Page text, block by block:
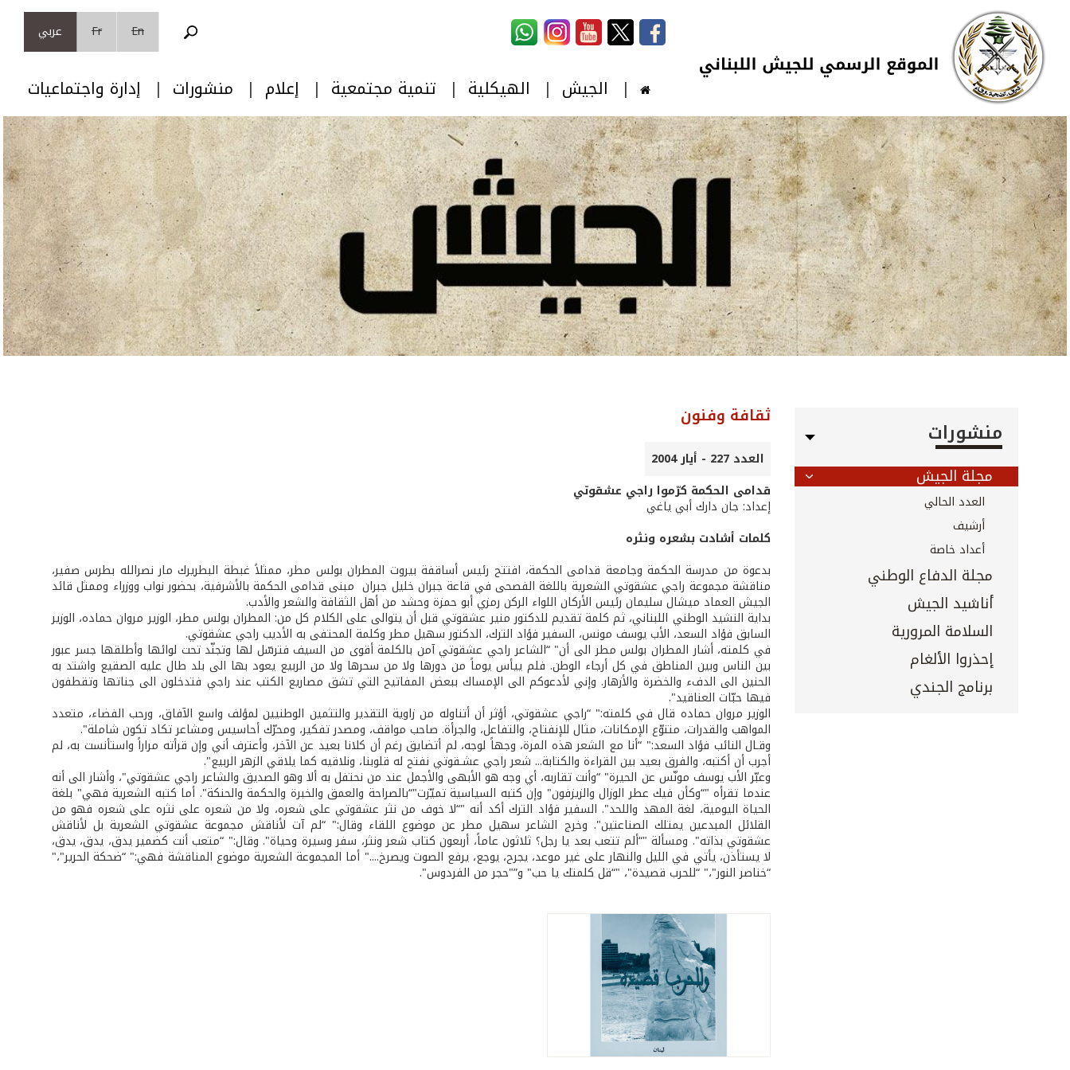
تجاوز إلى المحتوى الرئيسي
Skip to navigation
En
Fr عربي
الجيش الهيكلية تنمية مجتمعية إعلام منشورات إدارة واجتماعيات
منشورات
مجلة الجيش
العدد الحالي
أرشيف
أعداد خاصة
مجلة الدفاع الوطني
أناشيد الجيش
السلامة المرورية
إحذروا الألغام
برنامج الجندي
ثقافة وفنون
العدد 227 - أيار 2004
قدامى الحكمة كرّموا راجي عشقوتي
إعداد: جان دارك أبي ياغي
كلمات أشادت بشعره ونثره
بدعوة من مدرسة الحكمة وجامعة قدامى الحكمة، افتتح رئيس أساقفة بيروت المطران بولس مطر، ممثلاً غبطة البطريرك مار نصرالله بطرس صفير،
مناقشة مجموعة راجي عشقوتي الشعرية باللغة الفصحى في قاعة جبران خليل جبران ­ مبنى قدامى الحكمة بالأشرفية، بحضور نواب ووزراء وممثل قائد
الجيش العماد ميشال سليمان رئيس الأركان اللواء الركن رمزي أبو حمزة وحشد من أهل الثقافة والشعر والأدب.
بداية النشيد الوطني اللبناني، ثم كلمة تقديم للدكتور منير عشقوتي قبل أن يتوالى على الكلام كل من: المطران بولس مطر، الوزير مروان حماده، الوزير
السابق فؤاد السعد، الأب يوسف مونس، السفير فؤاد الترك، الدكتور سهيل مطر وكلمة المحتفى به الأديب راجي عشقوتي.
في كلمته، أشار المطران بولس مطر الى أن" “الشاعر راجي عشقوتي آمن بالكلمة أقوى من السيف فترسّل لها وتجنّد تحت لوائها وأطلقها جسر عبور
بين الناس وبين المناطق في كل أرجاء الوطن. فلم ييأس يوماً من دورها ولا من سحرها ولا من الربيع يعود بها الى بلد طال عليه الصقيع واشتد به
الحنين الى الدفء والخضرة والأزهار. وإني لأدعوكم الى الإمساك ببعض المفاتيح التي تشق مصاريع الكتب عند راجي فتدخلون الى جناتها وتقطفون
فيها حبّات العناقيد".
الوزير مروان حماده قال في كلمته:" “راجي عشقوتي، أؤثر أن أتناوله من زاوية التقدير والتثمين الوطنيين لمؤلف واسع الآفاق، ورحب الفضاء، متعدد
المواهب والقدرات، متنوّع الإمكانات، مثال للإنفتاح، والتفاعل، والجرأة. صاحب مواقف، ومصدر تفكير، ومحرّك أحاسيس ومشاعر تكاد تكون شاملة".
وقـال النائب فؤاد السعد:" “أنا مع الشعر هذه المرة، وجهاً لوجه، لم أتضايق رغم أن كلانا بعيد عن الآخر، وأعترف أني وإن قرأته مراراً واستأنست به، لم
أجرب أن أكتبه، والفرق بعيد بين القراءة والكتابة... شعر راجي عشـقوتي نفتح له قلوبنا، ونلاقيه كما يلاقي الزهر الربيع".
وعبّر الأب يوسف مونّس عن الحيرة" “وأنت تقاربه، أي وجه هو الأبهى والأجمل عند من نحتفل به ألا وهو الصديق والشاعر راجي عشقوتي"، وأشار الى أنه
عندما تقرأه "“وكأن فيك عطر الوزال والزيزفون" وإن كتبه السياسية تميّزت"“بالصراحة والعمق والخبرة والحكمة والحنكة". أما كتبه الشعرية فهي" بلغة
الحياة اليومية، لغة المهد واللحد". السفير فؤاد الترك أكد أنه "“لا خوف من نثر عشقوتي على شعره، ولا من شعره على نثره على شعره فهو من
القلائل المبدعين يمتلك الصناعتين". وخرج الشاعر سهيل مطر عن موضوع اللقاء وقال:" “لم آت لأناقش مجموعة عشقوتي الشعرية بل لأناقش
عشقوتي بذاته". ومسألة "“ألم تتعب بعد يا رجل؟ ثلاثون عاماً، أربعون كتاب شعر ونثر، سفر وسيرة وحياة". وقال:" “متعب أنت كضمير يدق، يدق، يدق،
لا يستأذن، يأتي في الليل والنهار على غير موعد، يجرح، يوجع، يرفع الصوت ويصرخ...." أما المجموعة الشعرية موضوع المناقشة فهي:" “ضحكة الحرير"،"
“خناصر النور"،" “للحرب قصيدة"، "“قل كلمتك يا حب" و”"حجر من الفردوس".